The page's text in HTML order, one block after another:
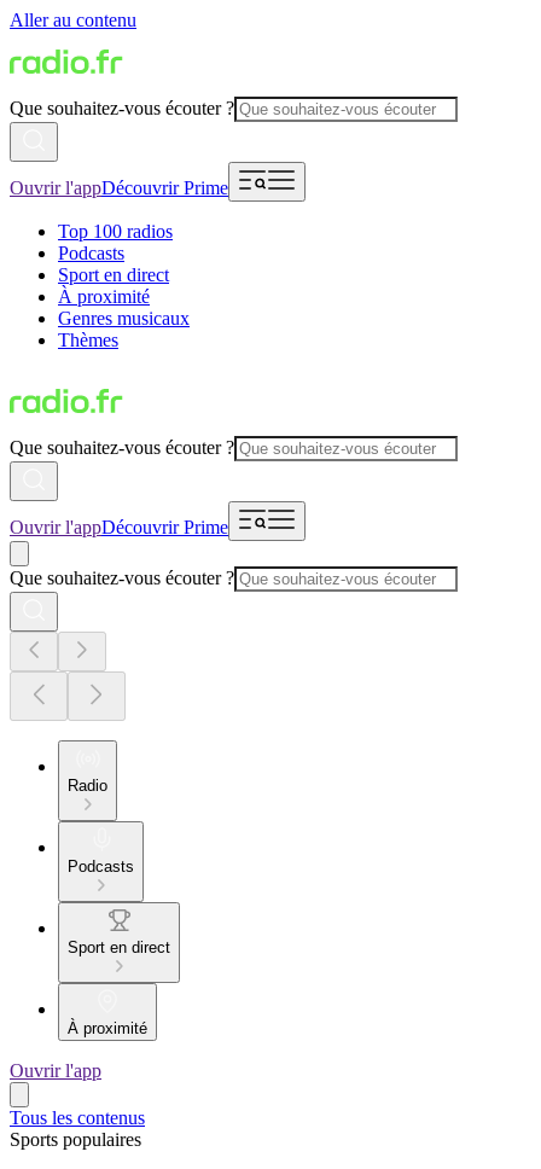
Aller au contenu
Que souhaitez-vous écouter ?
Ouvrir l'appDécouvrir Prime
Top 100 radios
Podcasts
Sport en direct
À proximité
Genres musicaux
Thèmes
Que souhaitez-vous écouter ?
Ouvrir l'appDécouvrir Prime
Que souhaitez-vous écouter ?
Radio
Podcasts
Sport en direct
À proximité
Ouvrir l'app
Tous les contenus
Sports populaires